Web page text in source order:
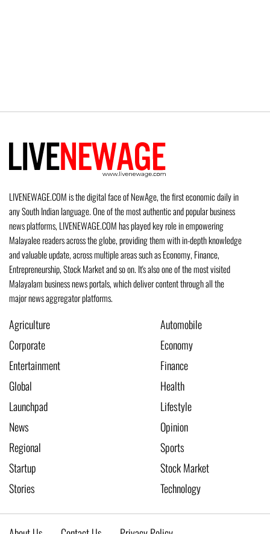
LIVENEWAGE.COM is the digital face of NewAge, the first economic daily in
any South Indian language. One of the most authentic and popular business
news platforms, LIVENEWAGE.COM has played key role in empowering
Malayalee readers across the globe, providing them with in-depth knowledge
and valuable update, across multiple areas such as Economy, Finance,
Entrepreneurship, Stock Market and so on. It's also one of the most visited
Malayalam business news portals, which deliver content through all the
major news aggregator platforms.
Agriculture
Automobile
Corporate
Economy
Entertainment
Finance
Global
Health
Launchpad
Lifestyle
News
Opinion
Regional
Sports
Startup
Stock Market
Stories
Technology